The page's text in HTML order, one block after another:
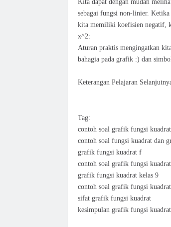
Kita dapat dengan mudah
sebagai fungsi non-linier.
kita memiliki koefisien negatif,
x^2:
Aturan praktis mengingatkan
bahagia pada grafik :) dan
Keterangan Pelajaran
Tag:
contoh soal grafik fungsi kuadrat
contoh soal fungsi kuadrat dan
grafik fungsi kuadrat f
contoh soal grafik fungsi kuadrat
grafik fungsi kuadrat kelas 9
contoh soal grafik fungsi
sifat grafik fungsi kuadrat
kesimpulan grafik fungsi kuadrat